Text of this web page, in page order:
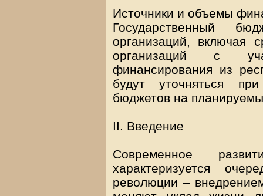
Источники и объемы
Государственный
организаций, включая
организаций с
финансирования из
будут уточняться
бюджетов на
II. Введение
Современное
характеризуется
революции –